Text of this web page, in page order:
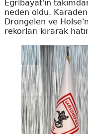
Eğribayat'ın
neden oldu.
Drongelen ve
rekorları kırarak